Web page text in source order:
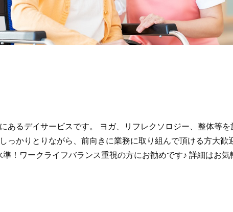
あるデイサービスです。 ヨガ、リフレクソロジー、整体等
っかりとりながら、前向きに業務に取り組んで頂ける方大
！ワークライフバランス重視の方にお勧めです♪ 詳細はお気